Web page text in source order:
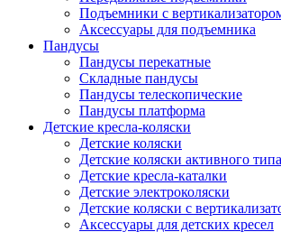
Подъемники с
Аксессуары для подъемника
Пандусы
Пандусы перекатные
Складные пандусы
Пандусы телескопические
Пандусы платформа
Детские кресла-коляски
Детские коляски
Детские коляски активного типа
Детские кресла-каталки
Детские электроколяски
Детские коляски с
Аксессуары для детских кресел